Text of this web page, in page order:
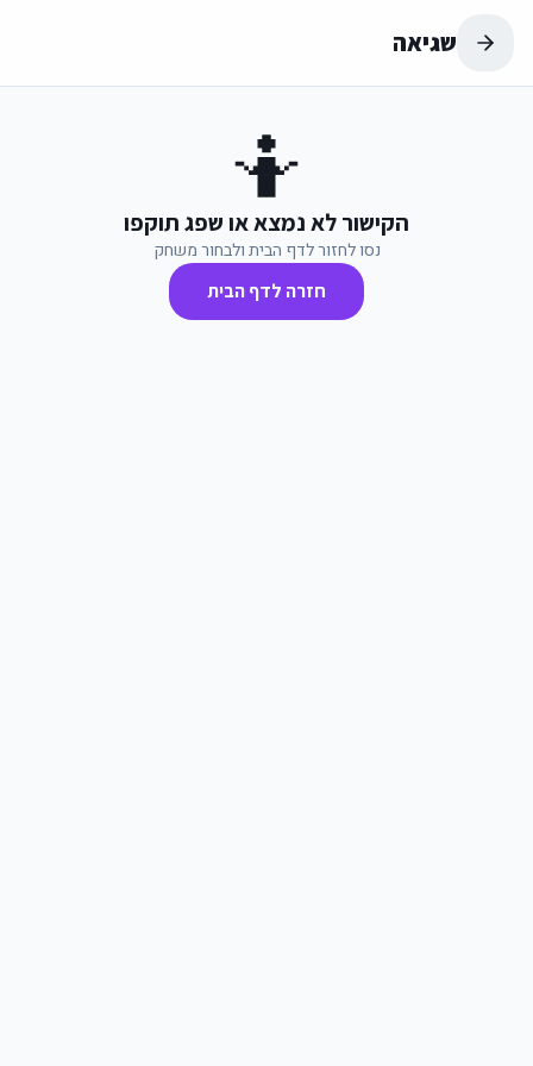
שגיאה
🤷
הקישור לא נמצא או שפג תוקפו
נסו לחזור לדף הבית ולבחור משחק
חזרה לדף הבית